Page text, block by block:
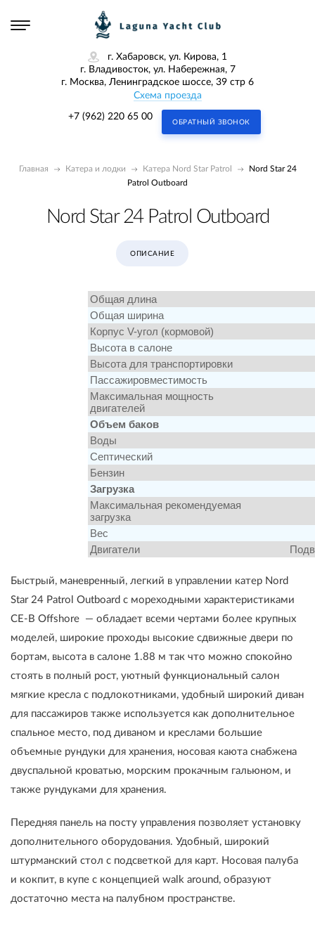
г. Хабаровск, ул. Кирова, 1
г. Владивосток, ул. Набережная, 7
г. Москва, Ленинградское шоссе, 39 стр 6
Схема проезда
+7 (962) 220 65 00
ОБРАТНЫЙ ЗВОНОК
Главная Катера и лодки Катера Nord Star Patrol
Nord Star 24
Patrol Outboard
Nord Star 24 Patrol Outboard
ОПИСАНИЕ
Общая длина
Общая ширина
Корпус V-угол (кормовой)
Высота в салоне
Высота для транспортировки
Пассажировместимость
Максимальная мощность
двигателей
Объем баков
Воды
Септический
Бензин
Загрузка
Максимальная рекомендуемая
загрузка
Вес
Двигатели
Быстрый, маневренный, легкий в управлении катер Nord
Star 24 Patrol Outboard с мореходными характеристиками
CE-B Offshore — обладает всеми чертами более крупных
моделей, широкие проходы высокие сдвижные двери по
бортам, высота в салоне 1.88 м так что можно спокойно
стоять в полный рост, уютный функциональный салон
мягкие кресла с подлокотниками, удобный широкий диван
для пассажиров также используется как дополнительное
спальное место, под диваном и креслами большие
объемные рундуки для хранения, носовая каюта снабжена
двуспальной кроватью, морским прокачным гальюном, и
также рундуками для хранения.
Передняя панель на посту управления позволяет установку
дополнительного оборудования. Удобный, широкий
штурманский стол с подсветкой для карт. Носовая палуба
и кокпит, в купе с концепцией walk around, образуют
достаточно места на палубном пространстве.